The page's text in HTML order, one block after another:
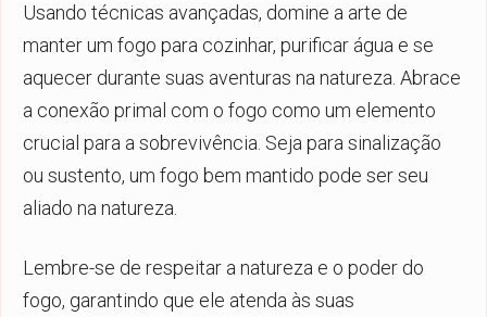
Usando técnicas avançadas, domine a arte de
manter um fogo para cozinhar, purificar água e se
aquecer durante suas aventuras na natureza. Abrace
a conexão primal com o fogo como um elemento
crucial para a sobrevivência. Seja para sinalização
ou sustento, um fogo bem mantido pode ser seu
aliado na natureza.
Lembre-se de respeitar a natureza e o poder do
fogo, garantindo que ele atenda às suas